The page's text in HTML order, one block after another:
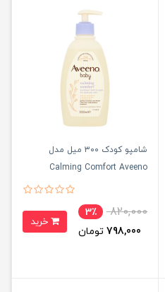
شامپو کودک ۳۰۰ میل مدل
Calming Comfort Aveeno
820,000
3٪
798,000 تومان